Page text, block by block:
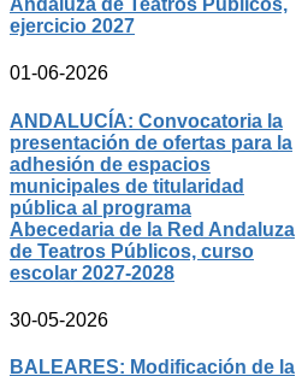
Andaluza de Teatros Públicos,
ejercicio 2027
01-06-2026
ANDALUCÍA: Convocatoria la
presentación de ofertas para la
adhesión de espacios
municipales de titularidad
pública al programa
Abecedaria de la Red Andaluza
de Teatros Públicos, curso
escolar 2027-2028
30-05-2026
BALEARES: Modificación de la